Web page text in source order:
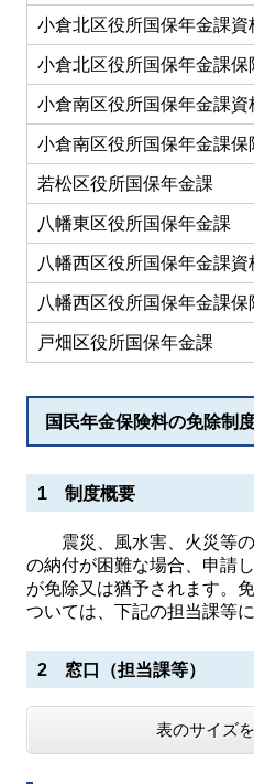
小倉北区役所国保年金課資
小倉北区役所国保年金課保
小倉南区役所国保年金課資
小倉南区役所国保年金課保
若松区役所国保年金課
八幡東区役所国保年金課
八幡西区役所国保年金課資
八幡西区役所国保年金課保
戸畑区役所国保年金課
国民年金保険料の免除制
1 制度概要
震災、風水害、火災等の
の納付が困難な場合、申請
が免除又は猶予されます。
ついては、下記の担当課等
2 窓口（担当課等）
表のサイズ